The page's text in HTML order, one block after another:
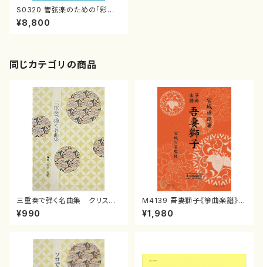
S0320 管弦楽のための「彩
響」/独奏チェロ，弦，ハープ，ピ
アノと打楽器のためのウェーブ
¥8,800
同じカテゴリの商品
三重奏で弾く名曲集 クリスマ
スメドレー( 箏2/大平光美 編
曲/楽譜）
¥990
M4139 吾妻獅子《箏曲楽譜》
（箏/宮城道雄著・宮城宗家監修/
箏曲古典楽譜）
¥1,980